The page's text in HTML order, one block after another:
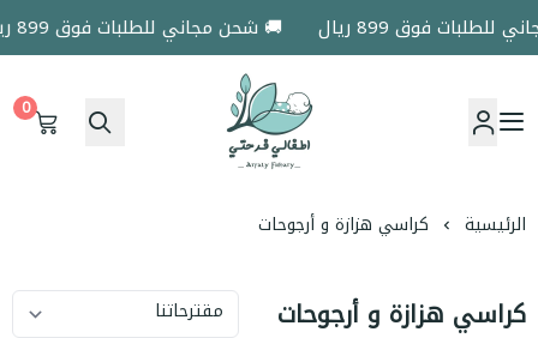
فوق 899 ريال 🚚 شحن مجاني للطلبات فوق 899 ريال
اطفالي فرحتي
0
الرئيسية كراسي هزازة و أرجوحات
كراسي هزازة و أرجوحات